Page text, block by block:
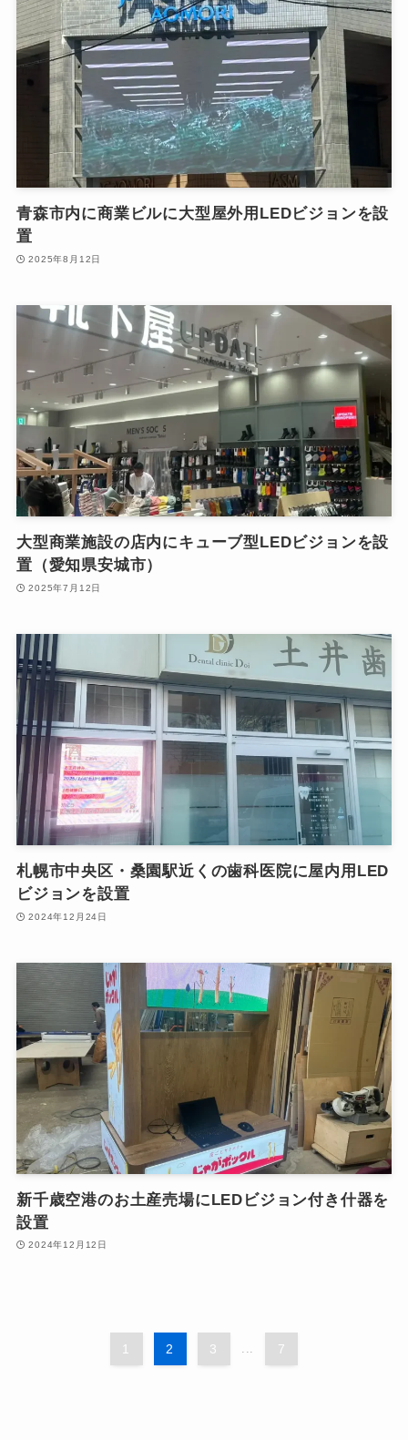
青森市内に商業ビルに大型屋外用LEDビジョンを設
置
2025年8月12日
大型商業施設の店内にキューブ型LEDビジョンを設
置（愛知県安城市）
2025年7月12日
札幌市中央区・桑園駅近くの歯科医院に屋内用LED
ビジョンを設置
2024年12月24日
新千歳空港のお土産売場にLEDビジョン付き什器を
設置
2024年12月12日
1 2 3 7